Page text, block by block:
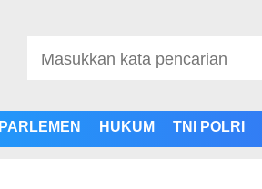
PARLEMEN HUKUM TNI POLRI